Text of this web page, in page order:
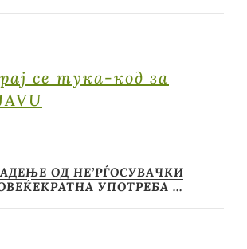
се тука-код за
ОД НЕ’РЃОСУВАЧКИ
УПОТРЕБА …